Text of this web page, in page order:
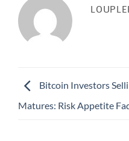
Bitcoin Investors
Matures: Risk Appetite